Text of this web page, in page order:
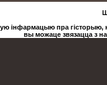
інфармацыю пра гісторыю,
вы можаце звязацца з